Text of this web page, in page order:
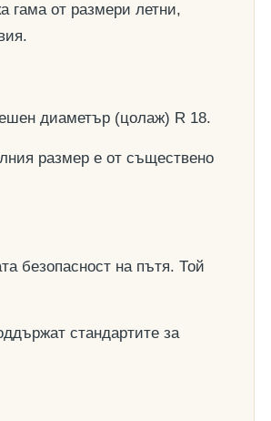
гама от размери летни,
диаметър (цолаж) R 18.
размер е от съществено
безопасност на пътя. Той
стандартите за